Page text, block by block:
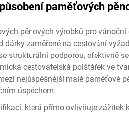
paměťových
pěnových výrobků pro
dárky zaměřené na cestování
strukturální podporou, efektivně
cestovatelská polštářek ve
nejúspěšnější malé paměťové
úspěchem.
která přímo ovlivňuje zážitek